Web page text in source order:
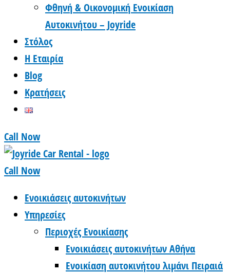
Φθηνή & Οικονομική Ενοικίαση
Αυτοκινήτου – Joyride
Στόλος
Η Εταιρία
Blog
Κρατήσεις
Call Now
Call Now
Ενοικιάσεις αυτοκινήτων
Υπηρεσίες
Περιοχές Ενοικίασης
Ενοικιάσεις αυτοκινήτων Αθήνα
Ενοικίαση αυτοκινήτου λιμάνι Πειραιά